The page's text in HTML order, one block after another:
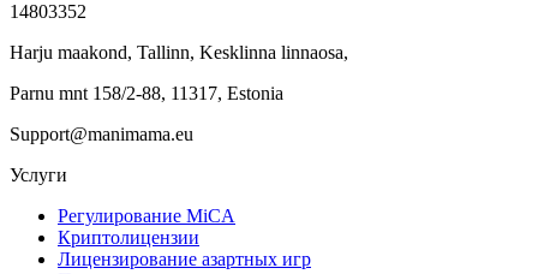
14803352
Harju maakond, Tallinn, Kesklinna linnaosa,
Pаrnu mnt 158/2-88, 11317, Estonia
Support@manimama.eu
Услуги
Регулирование MiCA
Криптолицензии
Лицензирование азартных игр